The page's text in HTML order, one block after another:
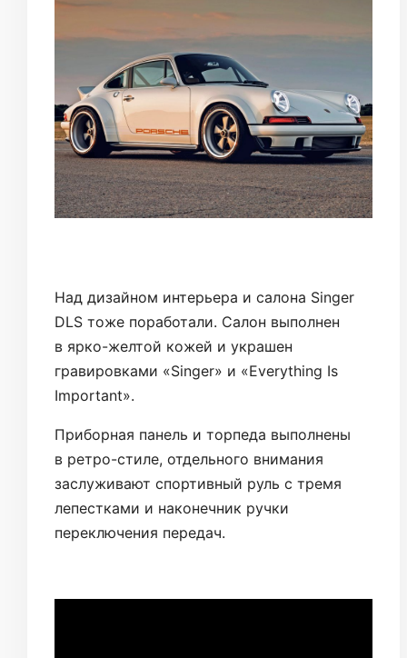
Над дизайном интерьера и салона Singer
DLS тоже поработали. Салон выполнен
в ярко-желтой кожей и украшен
гравировками «Singer» и «Everything Is
Important».
Приборная панель и торпеда выполнены
в ретро-стиле, отдельного внимания
заслуживают спортивный руль с тремя
лепестками и наконечник ручки
переключения передач.